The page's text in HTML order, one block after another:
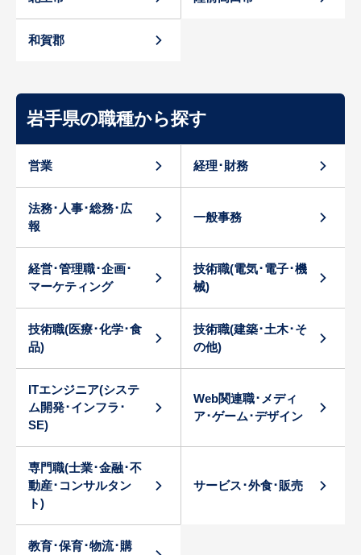
和賀郡
岩手県の職種から探す
営業 経理･財務
法務･人事･総務･広
報
一般事務
経営･管理職･企画･
マーケティング
技術職(電気･電子･機
械)
技術職(医療･化学･食
品)
技術職(建築･土木･そ
の他)
ITエンジニア(システ
ム開発･インフラ･
SE)
Web関連職･メディ
ア･ゲーム･デザイン
専門職(士業･金融･不
動産･コンサルタン
ト)
サービス･外食･販売
教育･保育･物流･購